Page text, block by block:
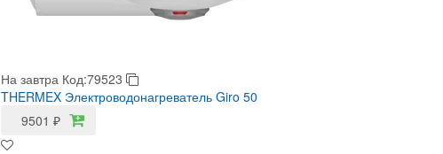
На завтра Код:79523
THERMEX Электроводонагреватель Giro 50
9501 ₽